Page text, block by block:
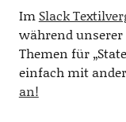
Im Slack
während unserer
Themen für
einfach mit
an!